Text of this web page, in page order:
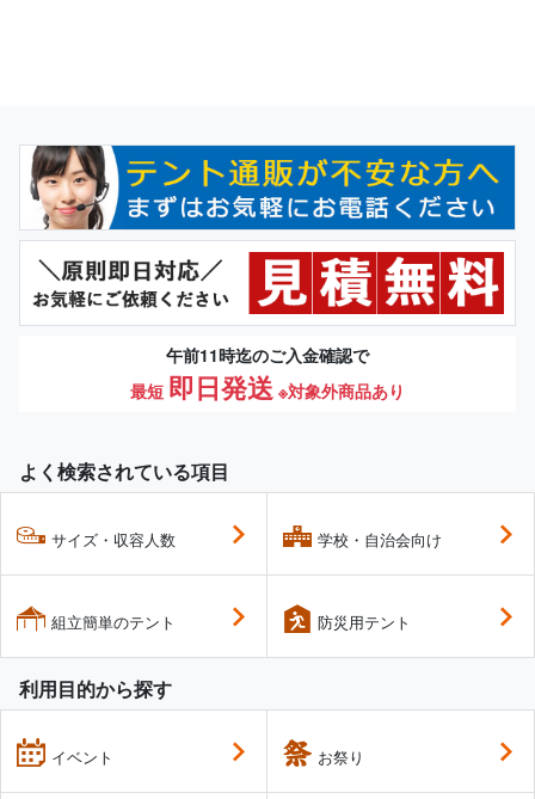
午前11時迄のご入金確認で
最短 即日発送 ※対象外商品あり
よく検索されている項目
サイズ・収容人数
組立簡単のテント
学校・自治会向け
防災用テント
利用目的から探す
イベント お祭り